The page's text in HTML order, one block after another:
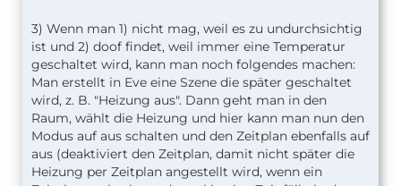
3) Wenn man 1) nicht mag, weil es zu undurchsichtig
ist und 2) doof findet, weil immer eine Temperatur
geschaltet wird, kann man noch folgendes machen:
Man erstellt in Eve eine Szene die später geschaltet
wird, z. B. "Heizung aus". Dann geht man in den
Raum, wählt die Heizung und hier kann man nun den
Modus auf aus schalten und den Zeitplan ebenfalls auf
aus (deaktiviert den Zeitplan, damit nicht später die
Heizung per Zeitplan angestellt wird, wenn ein